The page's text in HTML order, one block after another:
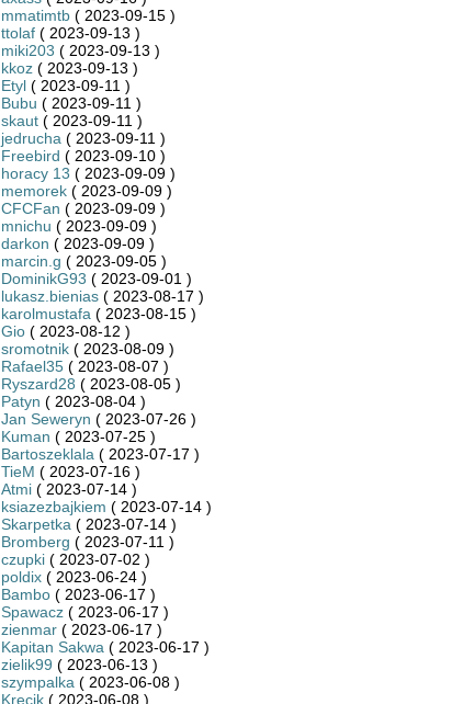
mmatimtb( 2023-09-15 )
ttolaf( 2023-09-13 )
miki203 ( 2023-09-13 )
kkoz( 2023-09-13 )
Etyl( 2023-09-11 )
Bubu ( 2023-09-11 )
skaut( 2023-09-11 )
jedrucha ( 2023-09-11 )
Freebird ( 2023-09-10 )
horacy 13 ( 2023-09-09 )
memorek( 2023-09-09 )
CFCFan ( 2023-09-09 )
mnichu ( 2023-09-09 )
darkon ( 2023-09-09 )
marcin.g ( 2023-09-05 )
DominikG93 ( 2023-09-01 )
lukasz.bienias( 2023-08-17 )
karolmustafa ( 2023-08-15 )
Gio( 2023-08-12 )
sromotnik( 2023-08-09 )
Rafael35( 2023-08-07 )
Ryszard28 ( 2023-08-05 )
Patyn ( 2023-08-04 )
Jan Seweryn ( 2023-07-26 )
Kuman ( 2023-07-25 )
Bartoszeklala ( 2023-07-17 )
TieM ( 2023-07-16 )
Atmi( 2023-07-14 )
ksiazezbajkiem ( 2023-07-14 )
Skarpetka ( 2023-07-14 )
Bromberg ( 2023-07-11 )
czupki( 2023-07-02 )
poldix( 2023-06-24 )
Bambo( 2023-06-17 )
Spawacz( 2023-06-17 )
zienmar( 2023-06-17 )
Kapitan Sakwa ( 2023-06-17 )
zielik99 ( 2023-06-13 )
szympalka ( 2023-06-08 )
Krecik( 2023-06-08 )